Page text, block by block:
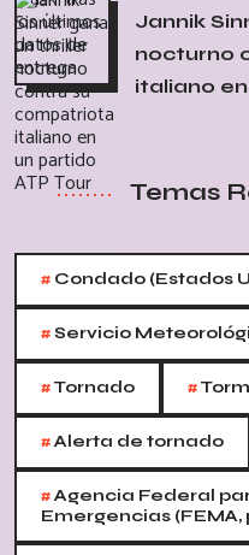
Jannik
nocturno
italiano
Temas
# Condado (Estados
#Servicio
#Tornado #
#Alerta de tornado
#Agencia Federal
Emergencias (FEMA,